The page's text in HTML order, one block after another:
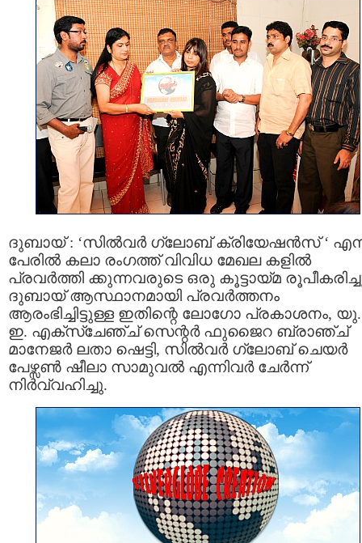
ദുബായ് : ‘സില്‍വര്‍ ഗ്ലോബ് ക്രിയേഷന്‍സ് ‘
പേരില്‍ കലാ രംഗത്ത് വിവിധ മേഖല കളില്‍
പ്രവര്‍ത്തി ക്കുന്നവരുടെ ഒരു കൂട്ടായ്മ
ദുബായ് ആസ്ഥാനമായി പ്രവര്‍ത്തനം
ആരംഭിച്ചിട്ടുള്ള ഇതിന്റെ ലോഗോ പ്രകാശനം,
ഇ. എക്സ്ചേഞ്ച് സെന്റര്‍ ഫുജൈറ ബ്രാഞ്ച്
മാനേജര്‍ ലതാ ഷെട്ടി, സില്‍വര്‍ ഗ്ലോബ് ചെയര്‍
പേഴ്സണ്‍ ഷീലാ സാമുവല്‍ എന്നിവര്‍ ചേര്‍ന്ന്
നിര്‍വ്വഹിച്ചു.